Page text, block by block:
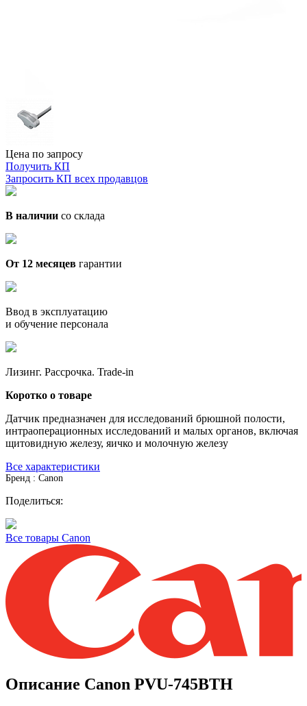
Цена по запросу
Получить КП
Запросить КП всех продавцов
В наличии со склада
От 12 месяцев гарантии
Ввод в эксплуатацию
и обучение персонала
Лизинг. Рассрочка. Trade-in
Коротко о товаре
Датчик предназначен для исследований брюшной полости,
интраоперационных исследований и малых органов, включая
щитовидную железу, яичко и молочную железу
Все характеристики
Бренд : Canon
Поделиться:
Все товары Canon
Описание Canon PVU-745BTH